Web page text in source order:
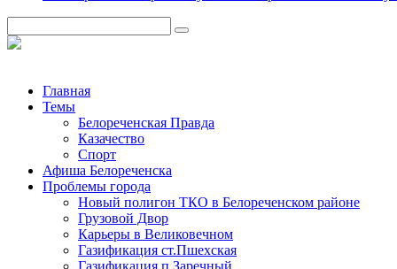
Главная
Темы
Белореченская Правда
Казачество
Спорт
Афиша Белореченска
Проблемы города
Новый полигон ТКО в Белореченском районе
Грузовой Двор
Карьеры в Великовечном
Газификация ст.Пшехская
Газификация п.Заречный